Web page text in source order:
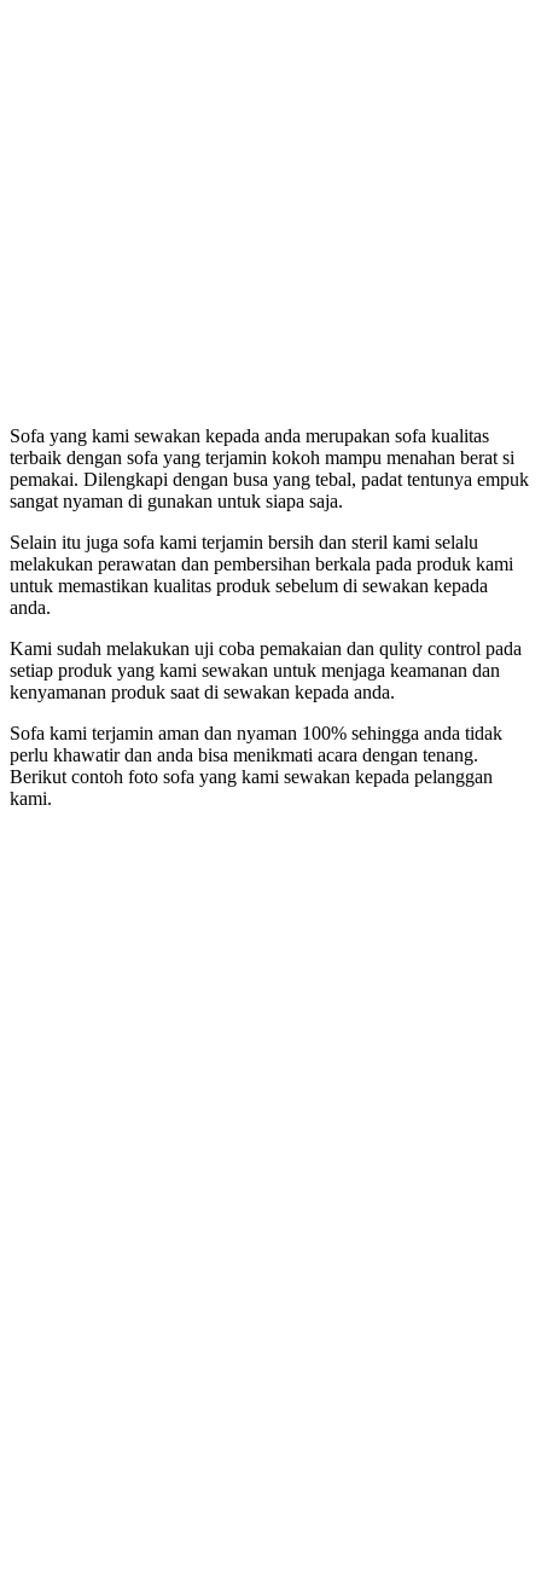
Sofa yang kami sewakan kepada anda merupakan sofa kualitas
terbaik dengan sofa yang terjamin kokoh mampu menahan berat si
pemakai. Dilengkapi dengan busa yang tebal, padat tentunya empuk
sangat nyaman di gunakan untuk siapa saja.
Selain itu juga sofa kami terjamin bersih dan steril kami selalu
melakukan perawatan dan pembersihan berkala pada produk kami
untuk memastikan kualitas produk sebelum di sewakan kepada
anda.
Kami sudah melakukan uji coba pemakaian dan qulity control pada
setiap produk yang kami sewakan untuk menjaga keamanan dan
kenyamanan produk saat di sewakan kepada anda.
Sofa kami terjamin aman dan nyaman 100% sehingga anda tidak
perlu khawatir dan anda bisa menikmati acara dengan tenang.
Berikut contoh foto sofa yang kami sewakan kepada pelanggan
kami.